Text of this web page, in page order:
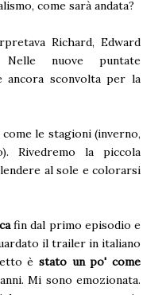
come sarà andata?
Richard, Edward
Nelle nuove puntate
ancora sconvolta per la
le stagioni (inverno,
Rivedremo la piccola
al sole e colorarsi
fin dal primo episodio e
il trailer in italiano
è stato un po' come
Mi sono emozionata.